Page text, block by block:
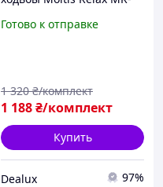
и чехлом
Готово к отправке
1 188₴/комплект
1 320 ₴/комплект
Купить
Dealux 97%